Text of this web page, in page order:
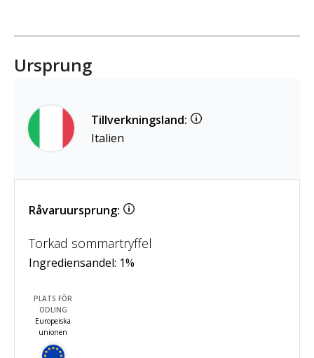
Ursprung
Tillverkningsland:
Italien
Råvaruursprung:
Torkad sommartryffel
Ingrediensandel: 1%
PLATS FÖR
ODLING
Europeiska
unionen